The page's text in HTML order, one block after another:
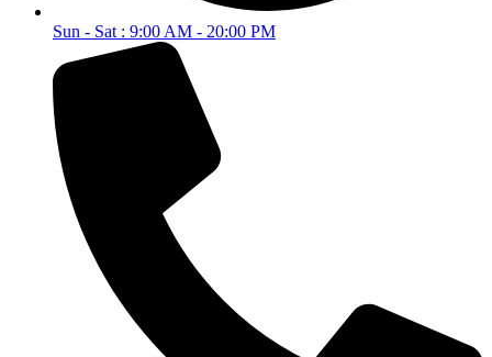
Sun - Sat : 9:00 AM - 20:00 PM